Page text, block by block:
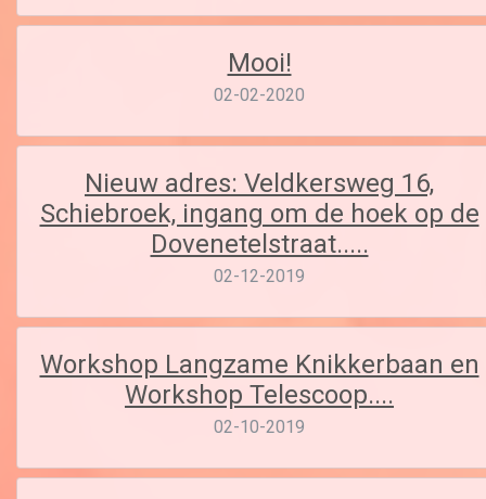
Mooi!
02-02-2020
Nieuw adres: Veldkersweg 16,
Schiebroek, ingang om de hoek op de
Dovenetelstraat.....
02-12-2019
Workshop Langzame Knikkerbaan en
Workshop Telescoop....
02-10-2019